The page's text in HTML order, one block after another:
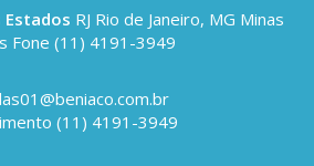
RJ Rio de Janeiro, MG Minas
Fone (11) 4191-3949
(11) 4191-3949